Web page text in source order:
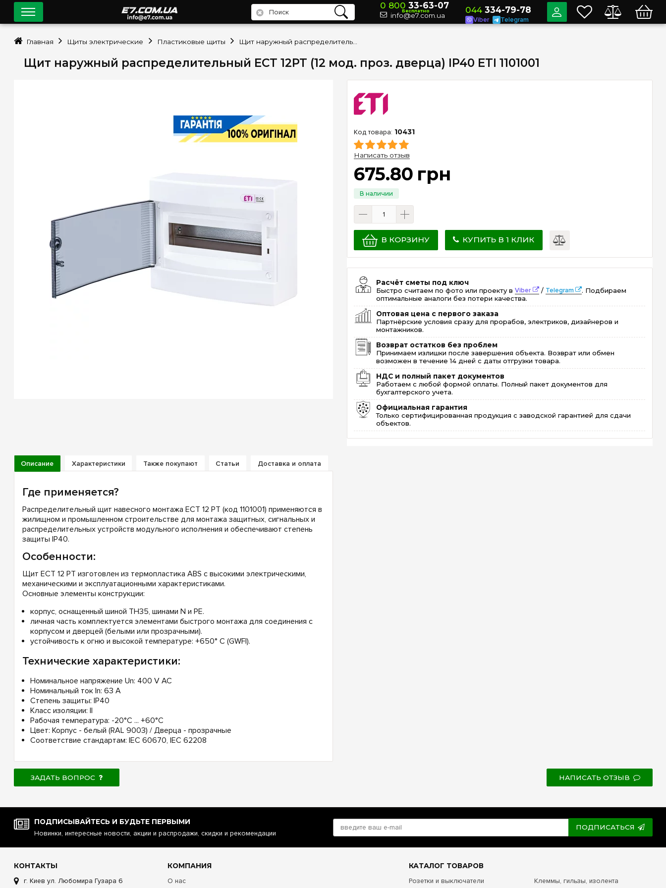
Щит наружный распределительный ECT 12PT (12 мод. проз. дверца) IP40 ETI 1101001
10431
Написать отзыв
675.80 грн
В КОРЗИНУ КУПИТЬ В 1 КЛИК
Расчёт сметы под ключ
Быстро считаем по фото или проекту вViber / Telegram
. Подбираем
оптимальные аналоги без потери качества.
Оптовая цена с первого заказа
Партнёрские условия сразу для прорабов, электриков, дизайнеров и
монтажников.
Возврат остатков без проблем
Принимаем излишки после завершения объекта. Возврат или обмен
возможен в течение 14 дней с даты отгрузки товара.
НДС и полный пакет документов
Работаем с любой формой оплаты. Полный пакет документов для
бухгалтерского учета.
Официальная гарантия
Только сертифицированная продукция с заводской гарантией для сдачи
объектов.
Описание Характеристики Также покупают Статьи Доставка и оплата
Где применяется?
Распределительный щит навесного монтажа ECT 12 PT (код 1101001) применяются в
жилищном и промышленном строительстве для монтажа защитных, сигнальных и
распределительных устройств модульного исполнения и обеспечивают степень
защиты IP40.
Особенности:
Щит ECT 12 PT изготовлен из термопластика ABS с высокими электрическими,
механическими и эксплуатационными характеристиками.
Основные элементы конструкции:
корпус, оснащенный шиной TH35, шинами N и PE.
личная часть комплектуется элементами быстрого монтажа для соединения с
корпусом и дверцей (белыми или прозрачными).
устойчивость к огню и высокой температуре: +650° С (GWFI).
Технические характеристики:
Номинальное напряжение Un: 400 V AC
Номинальный ток In: 63 А
Степень защиты: IP40
Класс изоляции: II
Рабочая температура: -20°C ... +60°C
Цвет: Корпус - белый (RAL 9003) / Дверца - прозрачные
Соответствие стандартам: IEC 60670, IEC 62208
ЗАДАТЬ ВОПРОС НАПИСАТЬ ОТЗЫВ
0 800 33-63-07
Бесплатно
info@e7.com.ua
044 334-79-78
Viber Telegram
Главная Щиты электрические Пластиковые щиты
ПОДПИСЫВАЙТЕСЬ И БУДЬТЕ ПЕРВЫМИ
Новинки, интересные новости, акции и распродажи, скидки и рекомендации
ПОДПИСАТЬСЯ
КОНТАКТЫ
г. Киев ул. Любомира Гузара 6
КОМПАНИЯ
О нас
КАТАЛОГ ТОВАРОВ
Розетки и выключатели Клеммы, гильзы, изолента